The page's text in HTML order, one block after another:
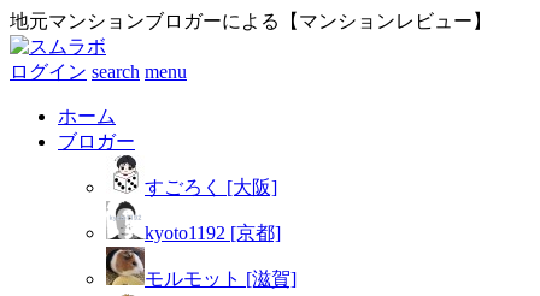
地元マンションブロガーによる【マンションレビュー】
ログイン search menu
ホーム
ブロガー
すごろく [大阪]
kyoto1192 [京都]
モルモット [滋賀]